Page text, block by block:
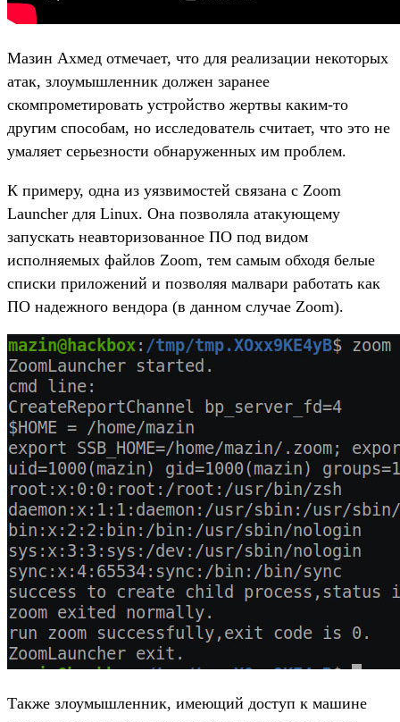
Мазин Ахмед отмечает, что для реализации некоторых
атак, злоумышленник должен заранее
скомпрометировать устройство жертвы каким-то
другим способам, но исследователь считает, что это не
умаляет серьезности обнаруженных им проблем.
К примеру, одна из уязвимостей связана с Zoom
Launcher для Linux. Она позволяла атакующему
запускать неавторизованное ПО под видом
исполняемых файлов Zoom, тем самым обходя белые
списки приложений и позволяя малвари работать как
ПО надежного вендора (в данном случае Zoom).
Также злоумышленник, имеющий доступ к машине